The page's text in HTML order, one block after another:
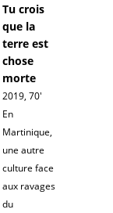
Tu crois
que la
terre est
chose
morte
2019, 70'
En
Martinique,
une autre
culture face
aux ravages
du